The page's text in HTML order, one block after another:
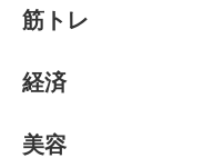
筋トレ
経済
美容